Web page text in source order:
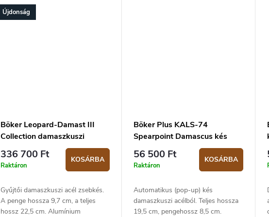
Újdonság
Böker Leopard-Damast III
Collection damaszkuszi
zsebkés
336 700 Ft
Raktáron
KOSÁRBA
Gyűjtői damaszkuszi acél zsebkés.
A penge hossza 9,7 cm, a teljes
hossz 22,5 cm. Alumínium
Böker Plus KALS-74
Spearpoint Damascus kés
56 500 Ft
Raktáron
KOSÁRBA
Automatikus (pop-up) kés
damaszkuszi acélból. Teljes hossza
19,5 cm, pengehossz 8,5 cm.